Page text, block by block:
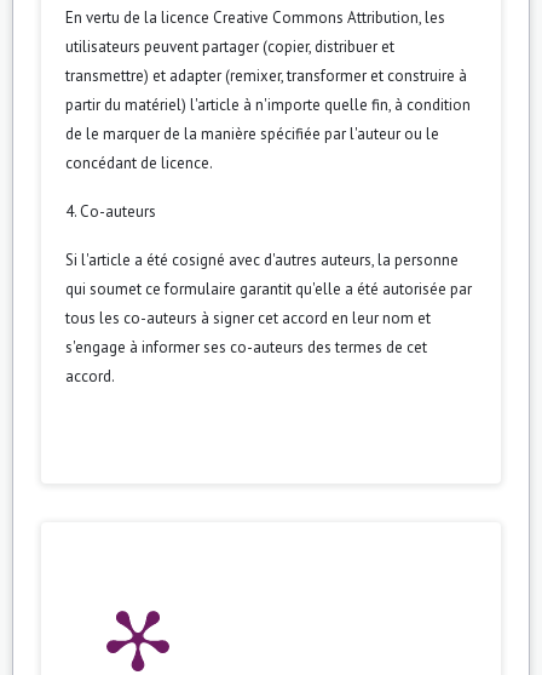
En vertu de la licence Creative Commons Attribution, les
utilisateurs peuvent partager (copier, distribuer et
transmettre) et adapter (remixer, transformer et construire à
partir du matériel) l'article à n'importe quelle fin, à condition
de le marquer de la manière spécifiée par l'auteur ou le
concédant de licence.
4. Co-auteurs
Si l'article a été cosigné avec d'autres auteurs, la personne
qui soumet ce formulaire garantit qu'elle a été autorisée par
tous les co-auteurs à signer cet accord en leur nom et
s'engage à informer ses co-auteurs des termes de cet
accord.